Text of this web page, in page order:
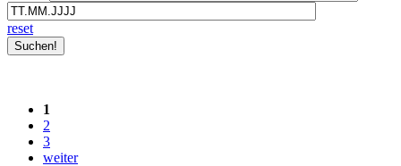
reset
1
2
3
weiter